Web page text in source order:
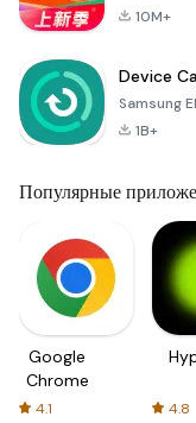
10M+
Device
Samsung
1B+
Популярные
Google
Chrome
4.1 4.8